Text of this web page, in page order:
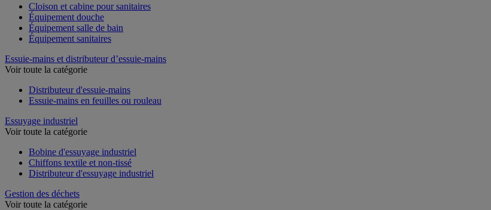
Cloison et cabine pour sanitaires
Équipement douche
Équipement salle de bain
Équipement sanitaires
Essuie-mains et distributeur d’essuie-mains
Voir toute la catégorie
Distributeur d'essuie-mains
Essuie-mains en feuilles ou rouleau
Essuyage industriel
Voir toute la catégorie
Bobine d'essuyage industriel
Chiffons textile et non-tissé
Distributeur d'essuyage industriel
Gestion des déchets
Voir toute la catégorie